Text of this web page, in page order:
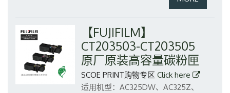
【FUJIFILM】
CT203503-CT203505
原厂原装高容量碳粉匣
SCOE PRINT购物专区 Click here
适用机型：AC325DW、AC325Z、